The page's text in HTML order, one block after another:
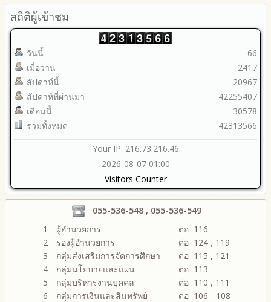
ภายใน สพท. ประจำปีงบประมาณ
สถิติผู้เข้าชม
วันนี้
เมื่อวาน
สัปดาห์นี้
สัปดาห์ที่ผ่านมา
เดือนนี้
รวมทั้งหมด
66
2417
20967
42255407
30578
42313566
Your IP: 216.73.216.46
2026-08-07 01:00
Visitors Counter
055-536-548 , 055-536-549
1
ผู้อำนวยการ
ต่อ 116
2
รองผู้อำนวยการ
ต่อ 124 , 119
3
กลุ่มส่งเสริมการจัดการศึกษา
ต่อ 115 , 121
4
กลุ่มนโยบายและแผน
ต่อ 113
5
กลุ่มบริหารงานบุคคล
ต่อ 110 , 111
6
กลุ่มการเงินและสินทรัพย์
ต่อ 106 - 108